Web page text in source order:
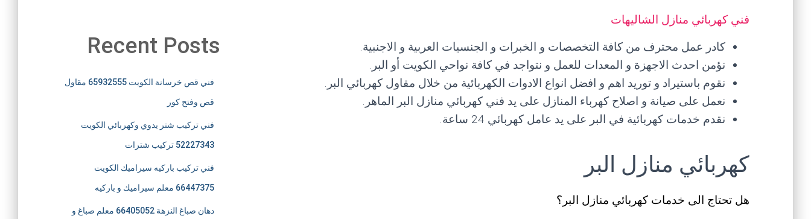
فني كهربائي منازل الشاليهات
كادر عمل محترف من كافة التخصصات و الخبرات و الجنسيات العربية و الاجنبية.
نؤمن احدث الاجهزة و المعدات للعمل و نتواجد في كافة نواحي الكويت أو البر.
نقوم باستيراد و توريد اهم و افضل انواع الادوات الكهربائية من خلال مقاول كهربائي البر.
نعمل على صيانة و اصلاح كهرباء المنازل على يد فني كهربائي منازل البر الماهر.
نقدم خدمات كهربائية في البر على يد عامل كهربائي 24 ساعة.
كهربائي منازل البر
هل تحتاج الى خدمات كهربائي منازل البر؟
Recent Posts
فني قص خرسانة الكويت 65932555 مقاول
قص وفتح كور
فني تركيب شتر يدوي وكهربائي الكويت
52227343 تركيب شترات
فني تركيب باركيه سيراميك الكويت
66447375 معلم سيراميك و باركيه
دهان صباغ النزهة 66405052 معلم صباغ و